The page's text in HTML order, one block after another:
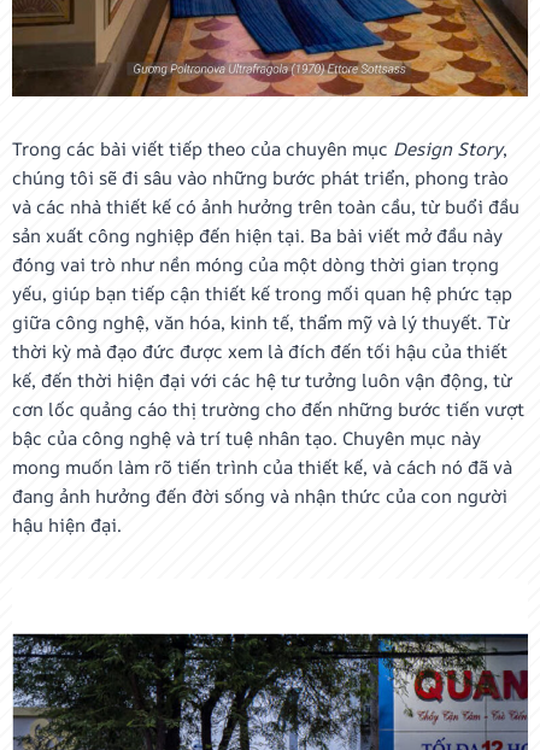
Trong các bài viết tiếp theo của chuyên mục Design Story,
chúng tôi sẽ đi sâu vào những bước phát triển, phong trào
và các nhà thiết kế có ảnh hưởng trên toàn cầu, từ buổi đầu
sản xuất công nghiệp đến hiện tại. Ba bài viết mở đầu này
đóng vai trò như nền móng của một dòng thời gian trọng
yếu, giúp bạn tiếp cận thiết kế trong mối quan hệ phức tạp
giữa công nghệ, văn hóa, kinh tế, thẩm mỹ và lý thuyết. Từ
thời kỳ mà đạo đức được xem là đích đến tối hậu của thiết
kế, đến thời hiện đại với các hệ tư tưởng luôn vận động, từ
cơn lốc quảng cáo thị trường cho đến những bước tiến vượt
bậc của công nghệ và trí tuệ nhân tạo. Chuyên mục này
mong muốn làm rõ tiến trình của thiết kế, và cách nó đã và
đang ảnh hưởng đến đời sống và nhận thức của con người
hậu hiện đại.